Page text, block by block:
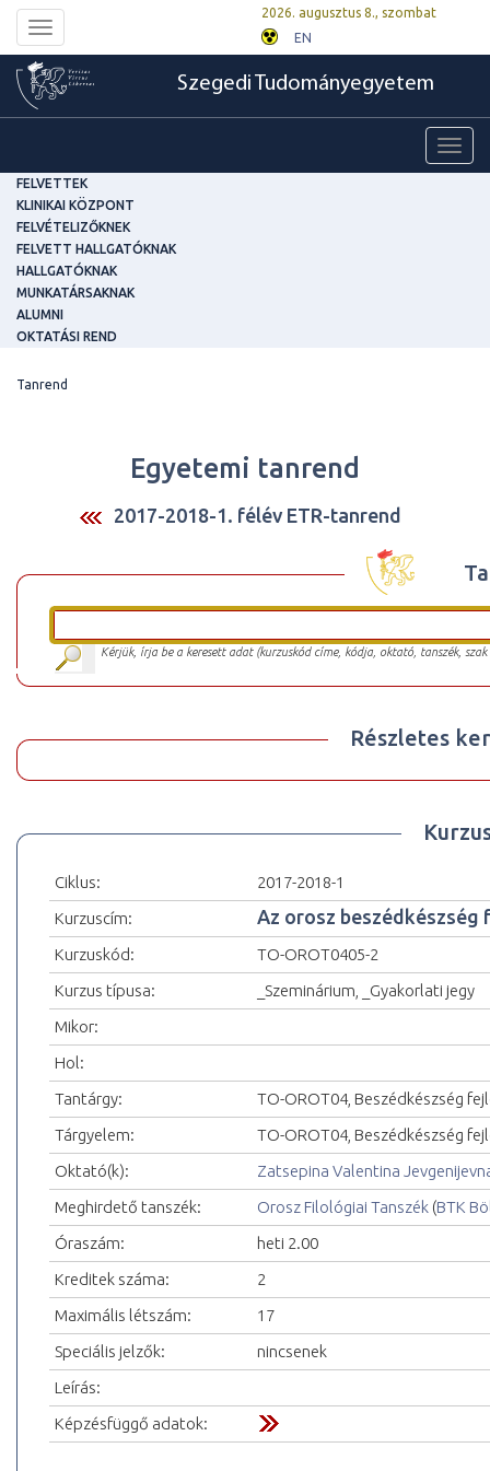
Toggle
navigation
2026. augusztus 8., szombat
EN
Szegedi Tudományegyetem
FELVETTEK
KLINIKAI KÖZPONT
FELVÉTELIZŐKNEK
FELVETT HALLGATÓKNAK
HALLGATÓKNAK
MUNKATÁRSAKNAK
ALUMNI
OKTATÁSI REND
Tanrend
Egyetemi tanrend
2017-2018-1. félév ETR-tanrend
Kérjük, írja be a keresett adat (kurzuskód címe, kódja, oktató, tanszék,
Részletes
Ciklus:
2017-2018-1
Kurzuscím:
Az orosz beszédkészség
Kurzuskód:
TO-OROT0405-2
Kurzus típusa:
_Szeminárium, _Gyakorlati jegy
Mikor:
Hol:
Tantárgy:
TO-OROT04, Beszédkészség
Tárgyelem:
TO-OROT04, Beszédkészség
Oktató(k):
Zatsepina Valentina
Meghirdető tanszék:
Orosz Filológiai Tanszék (BTK
Óraszám:
heti 2.00
Kreditek száma:
2
Maximális létszám:
17
Speciális jelzők:
nincsenek
Leírás:
Képzésfüggő adatok: